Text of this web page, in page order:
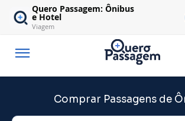
Quero Passagem: Ônibus
e Hotel
Viagem
Comprar Passagens de